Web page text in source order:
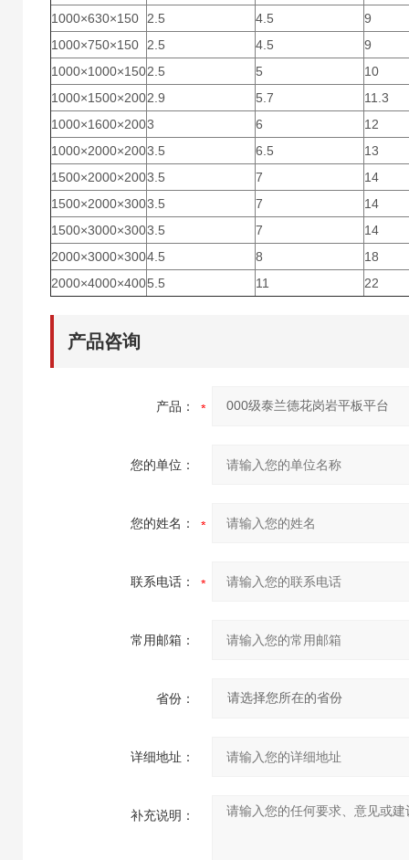
1000×630×150
2.5 4.5
9
1000×750×150
2.5 4.5
9
1000×1000×1502.5 5
10
1000×1500×2002.9 5.7
11.3
1000×1600×2003 6
12
1000×2000×2003.5 6.5
13
1500×2000×2003.5 7
14
1500×2000×3003.5 7
14
1500×3000×3003.5 7
14
2000×3000×3004.5 8
18
2000×4000×4005.5 11 22
产品咨询
产品：
您的单位：
您的姓名：
联系电话：
常用邮箱：
省份：
详细地址：
补充说明：